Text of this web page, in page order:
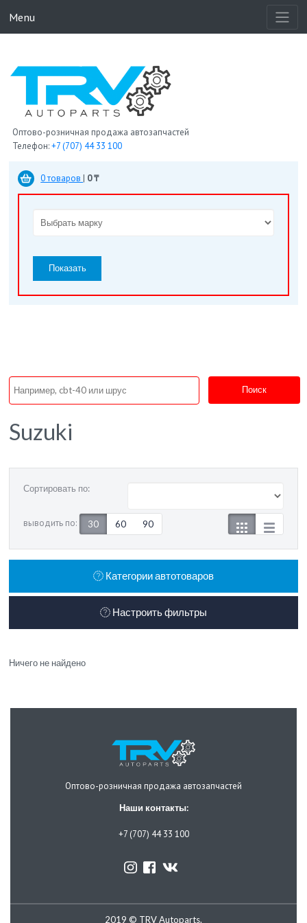
Menu
Оптово-розничная продажа автозапчастей
Телефон:+7 (707) 44 33 100
0 товаров | 0 ₸
Показать
Поиск
Suzuki
Сортировать по:
выводить по: 30 60 90
Категории автотоваров
Настроить фильтры
Ничего не найдено
Оптово-розничная продажа автозапчастей
Наши контакты:
+7 (707) 44 33 100
2019 © TRV Autoparts.